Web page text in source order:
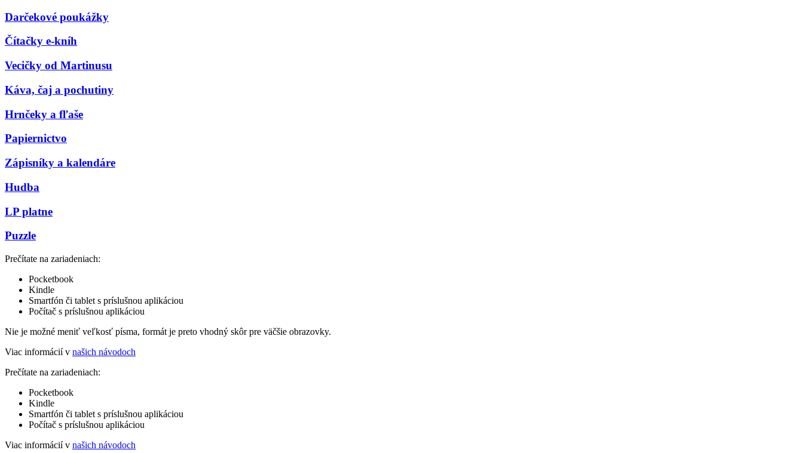
Darčekové poukážky
Čítačky e-kníh
Vecičky od Martinusu
Káva, čaj a pochutiny
Hrnčeky a fľaše
Papiernictvo
Zápisníky a kalendáre
Hudba
LP platne
Puzzle
Prečítate na zariadeniach:
Pocketbook
Kindle
Smartfón či tablet s príslušnou aplikáciou
Počítač s príslušnou aplikáciou
Nie je možné meniť veľkosť písma, formát je preto vhodný skôr pre väčšie obrazovky.
Viac informácií v našich návodoch
Prečítate na zariadeniach:
Pocketbook
Kindle
Smartfón či tablet s príslušnou aplikáciou
Počítač s príslušnou aplikáciou
Viac informácií v našich návodoch